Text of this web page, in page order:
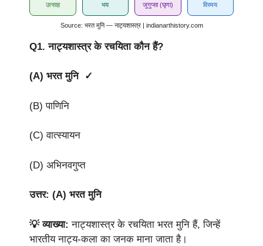
उत्साह भय जुगुप्सा (घृणा) विस्मय
Source: भरत मुनि — नाट्यशास्त्र | indianarthistory.com
Q1.नाट्यशास्त्र के रचयिता कौन हैं?
(A) भरत मुनि ✓
(B) पाणिनि
(C) वात्स्यायन
(D) अभिनवगुप्त
उत्तर: (A) भरत मुनि
💡 व्याख्या:नाट्यशास्त्र के रचयिता भरत मुनि हैं, जिन्हें
भारतीय नाट्य-कला का जनक माना जाता है।